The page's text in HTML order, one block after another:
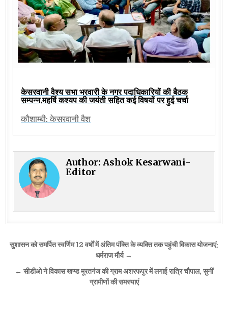
केसरवानी वैश्य सभा भरवारी के नगर पदाधिकारियों की बैठक
सम्पन्न,महर्षि कश्यप की जयंती सहित कई विषयों पर हुई चर्चा
कौशाम्बी: केसरवानी वैश
Author:Ashok Kesarwani-
Editor
Post
सुशासन को समर्पित स्वर्णिम 12 वर्षों में अंतिम पंक्ति के व्यक्ति तक पहुंची विकास योजनाएं:
धर्मराज मौर्य →
← सीडीओ ने विकास खण्ड मूरतगंज की ग्राम अशरफपुर में लगाई रात्रि चौपाल, सुनीं
ग्रामीणों की समस्याएं